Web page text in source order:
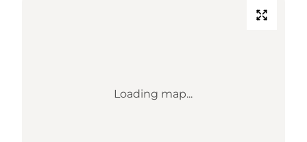
Loading map...